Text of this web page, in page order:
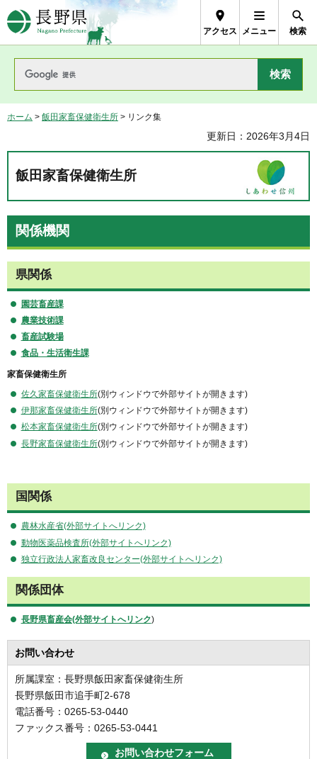
長野県Nagano Prefecture
アクセス メニュー 検索
ホーム > 飯田家畜保健衛生所 > リンク集
更新日：2026年3月4日
飯田家畜保健衛生所
関係機関
県関係
園芸畜産課
農業技術課
畜産試験場
食品・生活衛生課
家畜保健衛生所
佐久家畜保健衛生所(別ウィンドウで外部サイトが開きます)
伊那家畜保健衛生所(別ウィンドウで外部サイトが開きます)
松本家畜保健衛生所(別ウィンドウで外部サイトが開きます)
長野家畜保健衛生所(別ウィンドウで外部サイトが開きます)
国関係
農林水産省(外部サイトへリンク)
動物医薬品検査所(外部サイトへリンク)
独立行政法人家畜改良センター(外部サイトへリンク)
関係団体
長野県畜産会(外部サイトへリンク)
お問い合わせ
所属課室：長野県飯田家畜保健衛生所
長野県飯田市追手町2-678
電話番号：0265-53-0440
ファックス番号：0265-53-0441